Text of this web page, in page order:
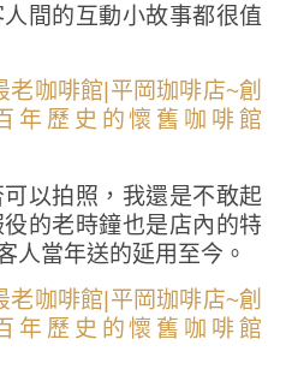
間的互動小故事都很值
以拍照，我還是不敢起
的老時鐘也是店內的特
人當年送的延用至今。